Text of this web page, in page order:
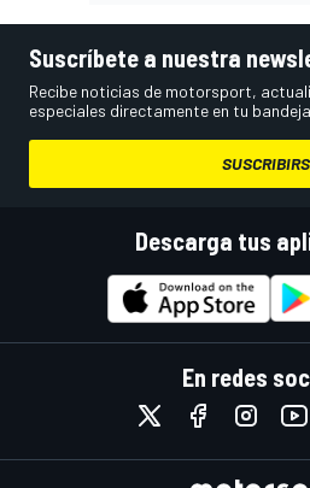
Suscríbete a nuestra
Recibe noticias de motorsport,
especiales directamente en tu
Descarga tus
En redes